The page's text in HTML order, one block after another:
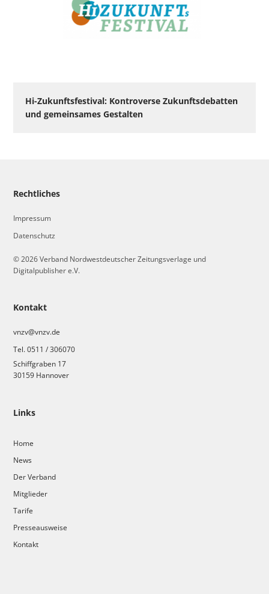
Hi-Zukunftsfestival: Kontroverse Zukunftsdebatten
und gemeinsames Gestalten
Links
Home
News
Der Verband
Mitglieder
Tarife
Presseausweise
Kontakt
Kontakt
vnzv@vnzv.de
Tel. 0511 / 306070
Schiffgraben 17
30159 Hannover
Rechtliches
Impressum
Datenschutz
© 2026 Verband Nordwestdeutscher Zeitungsverlage und
Digitalpublisher e.V.